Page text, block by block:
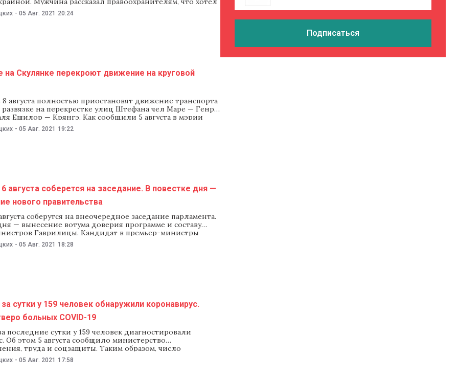
рынка в Болдграде. Как сообщили 5 августа в пресс-
полиции, мужчина попытался незаконно
- 05 Авг. 2021 20:24
на Скулянке перекроют движение на круговой
августа полностью приостановят движение транспорта
развязке на перекрестке улиц Штефана чел Маре — Генри
Ешилор — Крянгэ. Как сообщили 5 августа в мэрии
этом перекрестке будут укладывать асфальт. В связи
маршруты троллейбусов № 1, № 5, № 8,
- 05 Авг. 2021 19:22
августа соберется на заседание. В повестке дня —
нового правительства
соберутся на внеочередное заседание парламента.
— вынесение вотума доверия программе и составу
Гаврилицы. Кандидат в премьер-министры
6 августа представит депутатам список своего
правительства. Затем парламент должен будет
- 05 Авг. 2021 18:28
сутки у 159 человек обнаружили коронавирус.
больных COVID-19
последние сутки у 159 человек диагностировали
Об этом 5 августа сообщило министерство
труда и соцзащиты. Таким образом, число
в стране увеличилось до 260 183 человек. Как сообщили
за сутки в лабораториях сделали 5774 теста. Из 159 новых
- 05 Авг. 2021 17:58